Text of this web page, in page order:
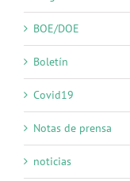
BOE/DOE
Boletín
Covid19
Notas de prensa
noticias